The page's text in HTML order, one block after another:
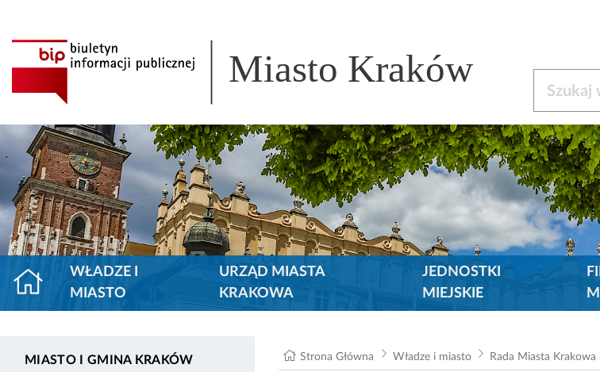
Miasto Kraków
WŁADZE I
MIASTO
URZĄD MIASTA
KRAKOWA
JEDNOSTKI
MIEJSKIE
MIASTO I GMINA KRAKÓW Strona Główna Władze i miasto Rada Miasta